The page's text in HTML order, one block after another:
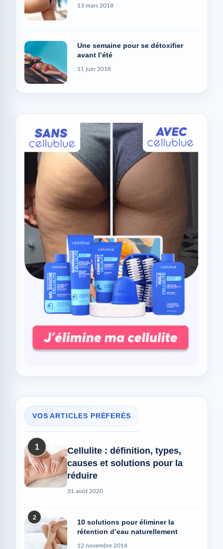
13 mars 2018
Une semaine pour se détoxifier
avant l’été
11 juin 2018
VOS ARTICLES PRÉFERÉS
1
Cellulite : définition, types,
causes et solutions pour la
réduire
31 août 2020
2
10 solutions pour éliminer la
rétention d’eau naturellement
12 novembre 2014